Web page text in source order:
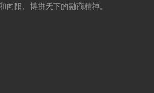
向阳、博拼天下的融商精神。